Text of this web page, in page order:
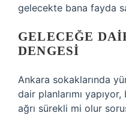
gelecekte bana fayda
GELECEĞE
DENGESI
Ankara sokaklarında
dair planlarımı
ağrı sürekli mi olur